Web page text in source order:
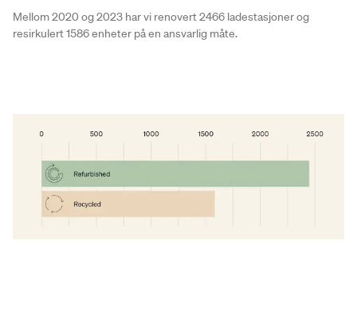
Mellom 2020 og 2023 har vi renovert 2466 ladestasjoner og
resirkulert 1586 enheter på en ansvarlig måte.